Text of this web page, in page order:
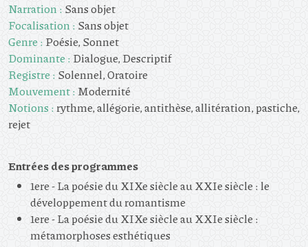
Narration : Sans objet
Focalisation : Sans objet
Genre : Poésie, Sonnet
Dominante : Dialogue, Descriptif
Registre : Solennel, Oratoire
Mouvement :Modernité
Notions :rythme, allégorie, antithèse, allitération, pastiche,
rejet
Entrées des programmes
1ere - La poésie du XIXe siècle au XXIe siècle : le
développement du romantisme
1ere - La poésie du XIXe siècle au XXIe siècle :
métamorphoses esthétiques